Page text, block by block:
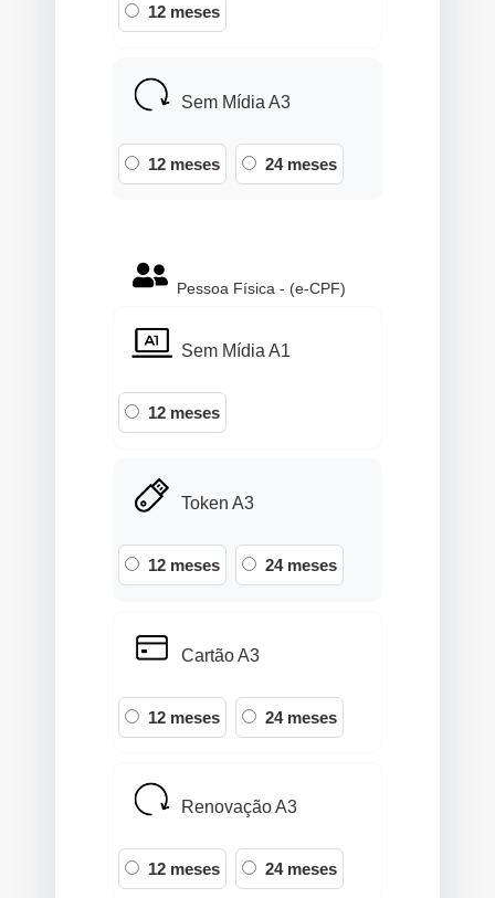
12 meses
Sem Mídia A3
12 meses 24 meses
Pessoa Física - (e-CPF)
Sem Mídia A1
12 meses
Token A3
12 meses 24 meses
Cartão A3
12 meses 24 meses
Renovação A3
12 meses 24 meses